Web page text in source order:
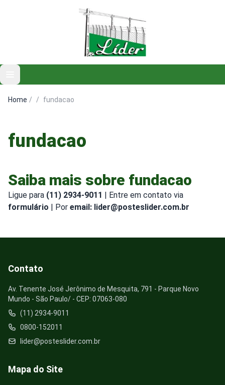
Home / / fundacao
fundacao
Saiba mais sobre fundacao
Ligue para (11) 2934-9011 | Entre em contato via
formulário | Por email: lider@posteslider.com.br
Contato
Av. Tenente José Jerônimo de Mesquita, 791 - Parque Novo
Mundo - São Paulo/ - CEP: 07063-080
(11) 2934-9011
0800-152011
lider@posteslider.com.br
Mapa do Site